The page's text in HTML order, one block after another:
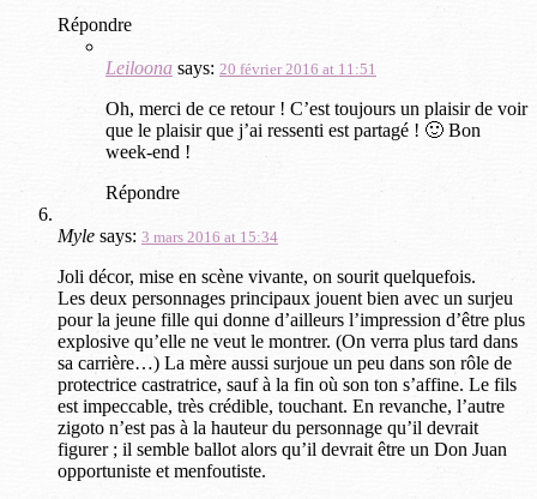
Répondre
Leiloona says: 20 février 2016 at 11:51
Oh, merci de ce retour ! C’est toujours un plaisir de voir
que le plaisir que j’ai ressenti est partagé ! 🙂 Bon
week-end !
Répondre
Myle says: 3 mars 2016 at 15:34
Joli décor, mise en scène vivante, on sourit quelquefois.
Les deux personnages principaux jouent bien avec un surjeu
pour la jeune fille qui donne d’ailleurs l’impression d’être plus
explosive qu’elle ne veut le montrer. (On verra plus tard dans
sa carrière…) La mère aussi surjoue un peu dans son rôle de
protectrice castratrice, sauf à la fin où son ton s’affine. Le fils
est impeccable, très crédible, touchant. En revanche, l’autre
zigoto n’est pas à la hauteur du personnage qu’il devrait
figurer ; il semble ballot alors qu’il devrait être un Don Juan
opportuniste et menfoutiste.